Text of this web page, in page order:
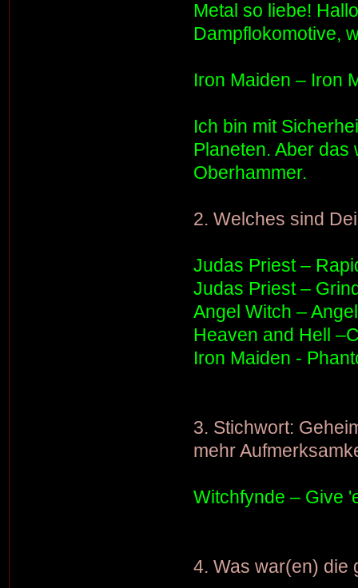
Metal so liebe!
Dampflokomotive,
Iron Maiden – Iron
Ich bin mit
Planeten. Aber
Oberhammer.
2. Welches sind
Judas Priest –
Judas Priest –
Angel Witch –
Heaven and Hell
Iron Maiden -
3. Stichwort:
mehr
Witchfynde – Give
4. Was war(en) die